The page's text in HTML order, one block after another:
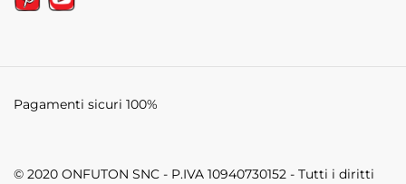
© 2020 ONFUTON SNC - P.IVA 10940730152 - Tutti i diritti
Pagamenti sicuri 100%